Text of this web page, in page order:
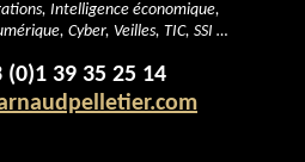
Intelligence économique,
Cyber, Veilles, TIC, SSI …
(0)1 39 35 25 14